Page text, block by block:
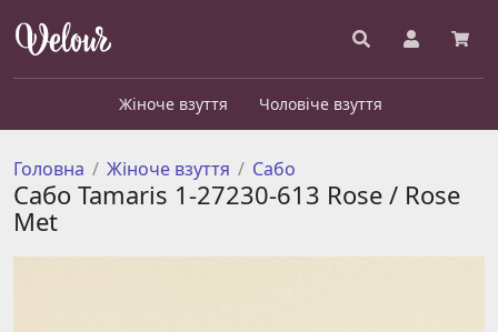
Жіноче взуття Чоловіче взуття
Головна Жіноче взуття Сабо
Сабо Tamaris 1-27230-613 Rose / Rose
Met